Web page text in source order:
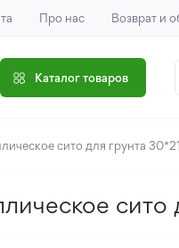
Про нас Возврат и
Каталог товаров
сито для грунта